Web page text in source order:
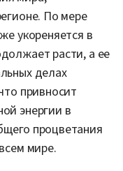
По мере
укореняется в
расти, а ее
делах
привносит
энергии в
процветания
мире.